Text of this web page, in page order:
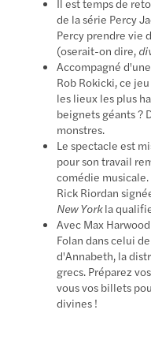
de la série Percy
Percy prendre vie
(oserait-on dire,
Accompagné
Rob Rokicki, ce
les lieux les plus
beignets géants ?
monstres.
Le spectacle est
pour son travail
comédie
Rick Riordan
New Yorkla
Avec Max
Folan dans celui
d'Annabeth, la
grecs. Préparez
vous vos billets
divines !